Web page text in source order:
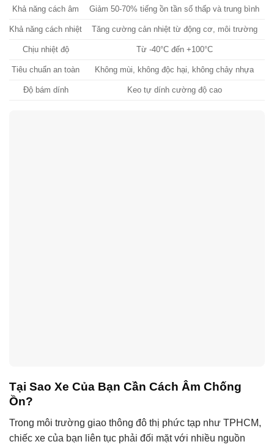
Khả năng cách âm Giảm 50-70% tiếng ồn tần số thấp và trung bình
Khả năng cách nhiệt Tăng cường cản nhiệt từ động cơ, môi trường
Chịu nhiệt độ Từ -40°C đến +100°C
Tiêu chuẩn an toàn Không mùi, không độc hại, không chảy nhựa
Độ bám dính Keo tự dính cường độ cao
Tại Sao Xe Của Bạn Cần Cách Âm Chống
Ồn?
Trong môi trường giao thông đô thị phức tạp như TPHCM,
chiếc xe của bạn liên tục phải đối mặt với nhiều nguồn